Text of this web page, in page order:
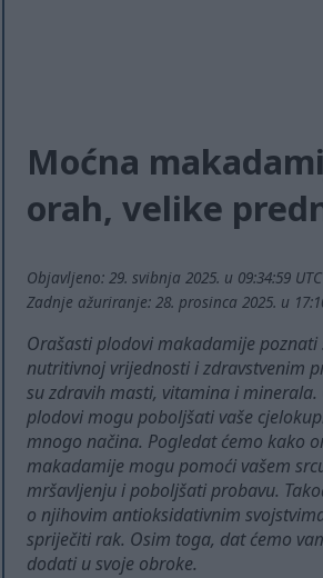
Moćna
orah, velike
Objavljeno: 29. svibnja 2025. u 09:34:59 UTC
Zadnje ažuriranje: 28. prosinca 2025. u
Orašasti plodovi makadamije poznati
nutritivnoj vrijednosti i zdravstvenim
su zdravih masti, vitamina i minerala.
plodovi mogu poboljšati vaše
mnogo načina. Pogledat ćemo kako
makadamije mogu pomoći vašem
mršavljenju i poboljšati probavu.
o njihovim antioksidativnim
spriječiti rak. Osim toga, dat ćemo
dodati u svoje obroke.